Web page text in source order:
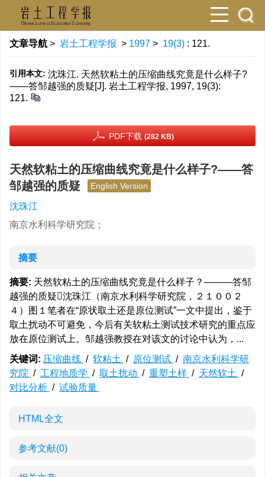
文章导航 > 岩土工程学报 > 1997 > 19(3) : 121.
引用本文: 沈珠江. 天然软粘土的压缩曲线究竟是什么样子?
——答邹越强的质疑[J]. 岩土工程学报, 1997, 19(3):
121.
PDF下载 (282 KB)
天然软粘土的压缩曲线究竟是什么样子?——答
邹越强的质疑
English Version
沈珠江
南京水利科学研究院；
摘要
摘要: 天然软粘土的压缩曲线究竟是什么样子？———答邹
越强的质疑沈珠江（南京水利科学研究院，２１００２
４）图１笔者在“原状取土还是原位测试”一文中提出，鉴于
取土扰动不可避免，今后有关软粘土测试技术研究的重点应
放在原位测试上。邹越强教授在对该文的讨论中认为，...
关键词: 压缩曲线 / 软粘土 / 原位测试 / 南京水利科学研
究院 / 工程地质学 / 取土扰动 / 重塑土样 / 天然软土 /
对比分析 / 试验质量
HTML全文
参考文献(0)